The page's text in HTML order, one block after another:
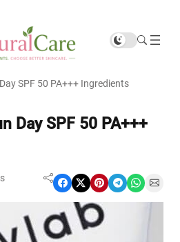
SPF 50 PA+++ Ingredients
Day SPF 50 PA+++
Share on Facebook Share on X Share on Pinterest Share on Telegram Share on WhatsApp Share on Email